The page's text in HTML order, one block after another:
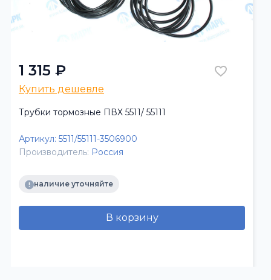
1 315 ₽
Купить дешевле
Трубки тормозные ПВХ 5511/ 55111
Артикул: 5511/55111-3506900
Производитель: Россия
наличие уточняйте
В корзину